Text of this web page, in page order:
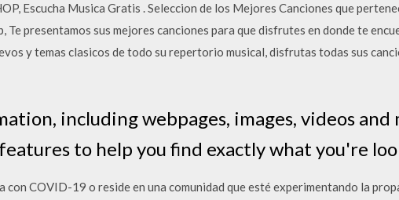
Escucha Musica Gratis . Seleccion de los Mejores Canciones que
presentamos sus mejores canciones para que disfrutes en donde te
y temas clasicos de todo su repertorio musical, disfrutas todas sus
including webpages, images, videos and
to help you find exactly what you're
con COVID-19 o reside en una comunidad que esté experimentando la